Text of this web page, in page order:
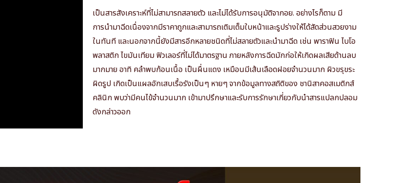
เป็นสารสังเคราะห์ที่ไม่สามารถสลายตัว และไม่ได้รับการอนุมัติจากอย. อย่างไรก็ตาม มี
การนำมาฉีดเนื่องจากมีราคาถูกและสามารถเติมเต็มใบหน้าและรูปร่างให้ได้สัดส่วนสวยงาม
ในทันที และนอกจากนี้ยังมีสารอีกหลายชนิดที่ไม่สลายตัวและนำมาฉีด เช่น พาราฟิน ไบโอ
พลาสติก ไขมันเทียม ฟิวเลอร์ที่ไม่ได้มาตรฐาน ภายหลังการฉีดมักก่อให้เกิดผลเสียด้านลบ
มากมาย อาทิ คลำพบก้อนเนื้อ เป็นผื่นแดง เหมือนมีเส้นเลือดฝอยจำนวนมาก ผิวขรุขระ
ผิดรูป เกิดเป็นแผลอักเสบเรื้อรังเป็นๆ หายๆ จากข้อมูลทางสถิติของ ชานิสาคอสเมติกส์
คลินิก พบว่ามีคนไข้จำนวนมาก เข้ามาปรึกษาและรับการรักษาเกี่ยวกับนำสารแปลกปลอม
ดังกล่าวออก